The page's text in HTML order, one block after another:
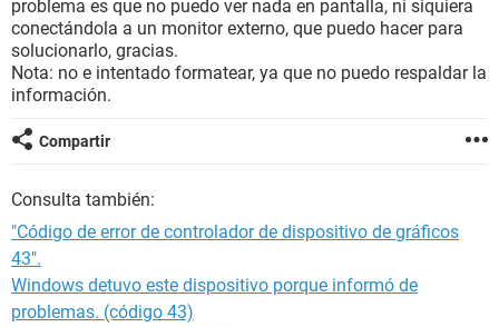
problema es que no puedo ver nada en pantalla, ni siquiera
conectándola a un monitor externo, que puedo hacer para
solucionarlo, gracias.
Nota: no e intentado formatear, ya que no puedo respaldar la
información.
Compartir
Consulta también:
"Código de error de controlador de dispositivo de gráficos
43".
Windows detuvo este dispositivo porque informó de
problemas. (código 43)